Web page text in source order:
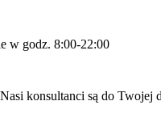
w godz. 8:00-22:00
Nasi konsultanci są do Twojej